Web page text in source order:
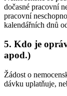
dočasné pracovní
pracovní
kalendářních dnů
5. Kdo je
apod.)
Žádost o
dávku uplatňuje,